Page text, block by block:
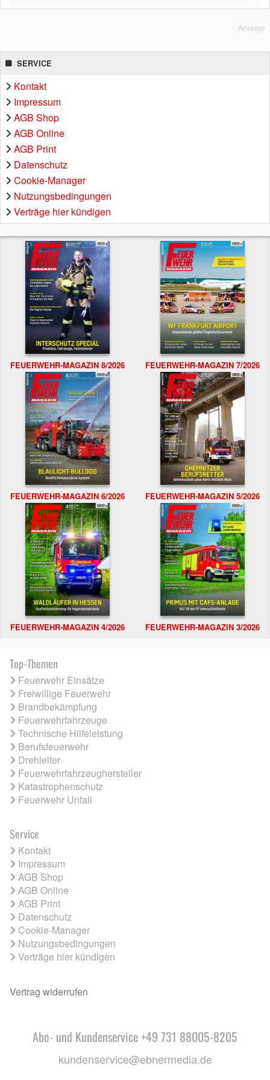
Anzeige
SERVICE
Kontakt
Impressum
AGB Shop
AGB Online
AGB Print
Datenschutz
Cookie-Manager
Nutzungsbedingungen
Verträge hier kündigen
FEUERWEHR-MAGAZIN 8/2026 FEUERWEHR-MAGAZIN 7/2026
FEUERWEHR-MAGAZIN 6/2026 FEUERWEHR-MAGAZIN 5/2026
FEUERWEHR-MAGAZIN 4/2026 FEUERWEHR-MAGAZIN 3/2026
Top-Themen
Feuerwehr Einsätze
Freiwillige Feuerwehr
Brandbekämpfung
Feuerwehrfahrzeuge
Technische Hilfeleistung
Berufsfeuerwehr
Drehleiter
Feuerwehrfahrzeughersteller
Katastrophenschutz
Feuerwehr Unfall
Service
Kontakt
Impressum
AGB Shop
AGB Online
AGB Print
Datenschutz
Cookie-Manager
Nutzungsbedingungen
Verträge hier kündigen
Vertrag widerrufen
Abo- und Kundenservice +49 731 88005-8205
kundenservice@ebnermedia.de